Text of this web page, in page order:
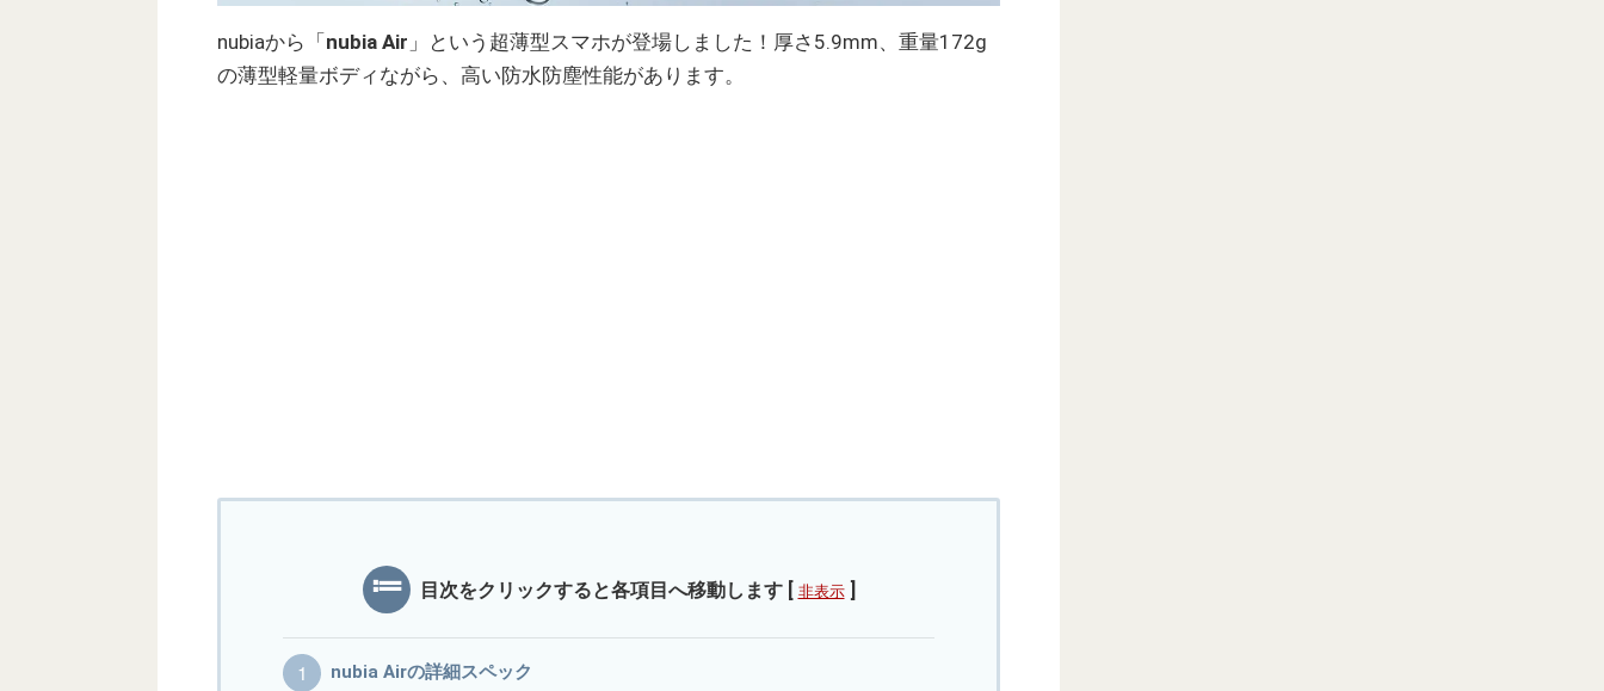
nubiaから「nubia Air 」という超薄型スマホが登場しました！厚さ5.9mm、重量172g
の薄型軽量ボディながら、高い防水防塵性能があります。
目次をクリックすると各項目へ移動します [ 非表示 ]
nubia Airの詳細スペック